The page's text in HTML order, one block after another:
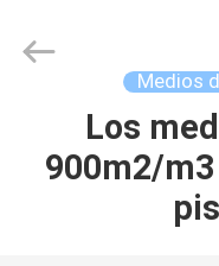
CASA
CO.,LTD.
Medios
Los
900m2/